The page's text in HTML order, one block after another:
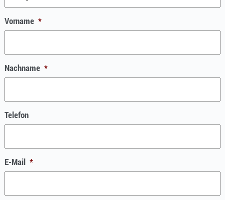
Vorname *
Nachname *
Telefon
E-Mail *